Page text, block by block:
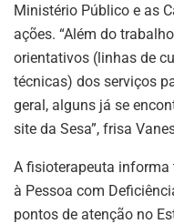
Ministério Público e as
ações. “Além do
orientativos (linhas de
técnicas) dos serviços
geral, alguns já se
site da Sesa”, frisa
A fisioterapeuta informa
à Pessoa com
pontos de atenção no